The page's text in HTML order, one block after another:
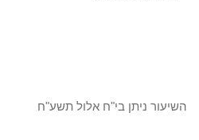
השיעור ניתן בי"ח אלול תשע"ח